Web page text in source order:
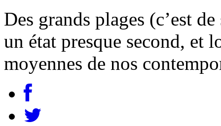
Des grands plages (c’est
un état presque second, et
moyennes de nos